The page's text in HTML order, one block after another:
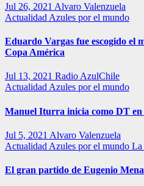
Jul 26, 2021 Alvaro Valenzuela
Actualidad Azules por el mundo
Eduardo Vargas fue escogido el
Copa América
Jul 13, 2021 Radio AzulChile
Actualidad Azules por el mundo
Manuel Iturra inicia como DT en
Jul 5, 2021 Alvaro Valenzuela
Actualidad Azules por el mundo La
El gran partido de Eugenio